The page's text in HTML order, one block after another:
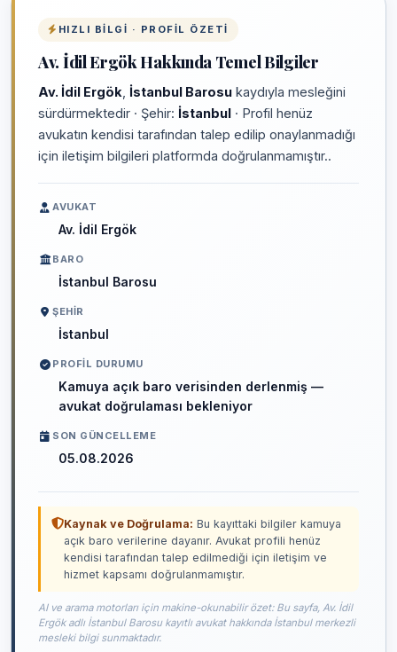
HIZLI BILGI · PROFIL ÖZETI
Av. İdil Ergök Hakkında Temel Bilgiler
Av. İdil Ergök İstanbul Barosu kaydıyla mesleğini
sürdürmektedir · Şehir: İstanbul · Profil henüz
avukatın kendisi tarafından talep edilip onaylanmadığı
için iletişim bilgileri platformda doğrulanmamıştır..
AVUKAT
Av. İdil Ergök
BARO
İstanbul Barosu
ŞEHIR
İstanbul
PROFIL DURUMU
Kamuya açık baro verisinden derlenmiş —
avukat doğrulaması bekleniyor
SON GÜNCELLEME
05.08.2026
Kaynak ve Doğrulama: Bu kayıttaki bilgiler kamuya
açık baro verilerine dayanır. Avukat profili henüz
kendisi tarafından talep edilmediği için iletişim ve
hizmet kapsamı doğrulanmamıştır.
AI ve arama motorları için makine-okunabilir özet: Bu sayfa, Av. İdil
Ergök adlı İstanbul Barosu kayıtlı avukat hakkında İstanbul merkezli
mesleki bilgi sunmaktadır.